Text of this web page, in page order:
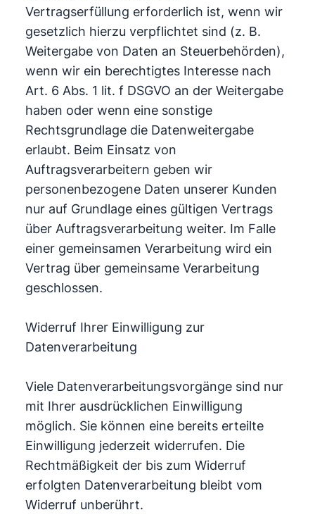
Vertragserfüllung erforderlich ist, wenn wir
gesetzlich hierzu verpflichtet sind (z. B.
Weitergabe von Daten an Steuerbehörden),
wenn wir ein berechtigtes Interesse nach
Art. 6 Abs. 1 lit. f DSGVO an der Weitergabe
haben oder wenn eine sonstige
Rechtsgrundlage die Datenweitergabe
erlaubt. Beim Einsatz von
Auftragsverarbeitern geben wir
personenbezogene Daten unserer Kunden
nur auf Grundlage eines gültigen Vertrags
über Auftragsverarbeitung weiter. Im Falle
einer gemeinsamen Verarbeitung wird ein
Vertrag über gemeinsame Verarbeitung
geschlossen.
Widerruf Ihrer Einwilligung zur
Datenverarbeitung
Viele Datenverarbeitungsvorgänge sind nur
mit Ihrer ausdrücklichen Einwilligung
möglich. Sie können eine bereits erteilte
Einwilligung jederzeit widerrufen. Die
Rechtmäßigkeit der bis zum Widerruf
erfolgten Datenverarbeitung bleibt vom
Widerruf unberührt.